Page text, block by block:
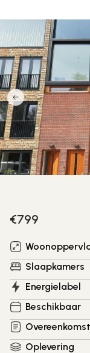
€799
Slaapkamers
Energielabel
Beschikbaar
Overeenkomst
Oplevering